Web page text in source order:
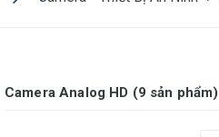
Camera Analog HD (9 sản phẩm)